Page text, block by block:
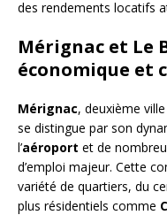
des rendements locatifs
Mérignac et Le
économique et
Mérignac, deuxième
se distingue par son
l’aéroport et de
d’emploi majeur. Cette
variété de quartiers, du
plus résidentiels comme